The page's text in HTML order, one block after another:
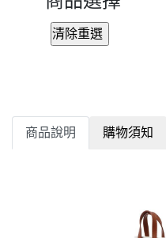
商品說明 購物須知